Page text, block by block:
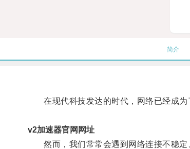
简介
在现代科技发达的时代，网络已经成为
v2加速器官网网址
然而，我们常常会遇到网络连接不稳定